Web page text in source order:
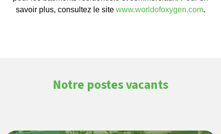
savoir plus, consultez le site www.worldofoxygen.com.
Notre postes vacants